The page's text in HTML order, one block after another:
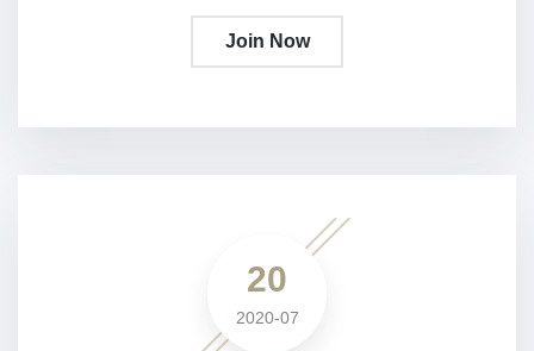
Join Now
20
2020-07